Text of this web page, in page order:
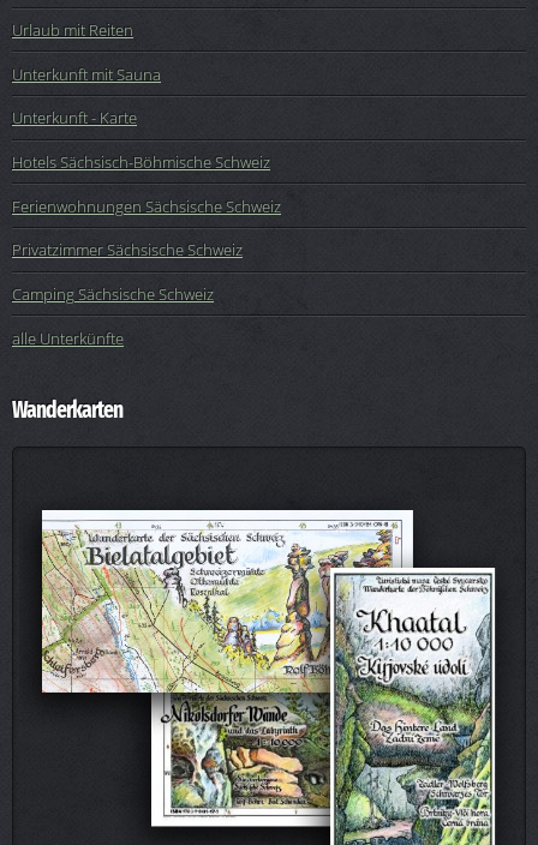
Urlaub mit Reiten
Unterkunft mit Sauna
Unterkunft - Karte
Hotels Sächsisch-Böhmische Schweiz
Ferienwohnungen Sächsische Schweiz
Privatzimmer Sächsische Schweiz
Camping Sächsische Schweiz
alle Unterkünfte
Wanderkarten